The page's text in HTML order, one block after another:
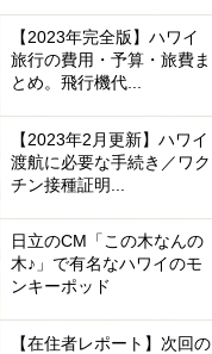
【2023年完全版】ハワイ
旅行の費用・予算・旅費ま
とめ。飛行機代...
【2023年2月更新】ハワイ
渡航に必要な手続き／ワク
チン接種証明...
日立のCM「この木なんの
木♪」で有名なハワイのモ
ンキーポッド
【在住者レポート】次回の